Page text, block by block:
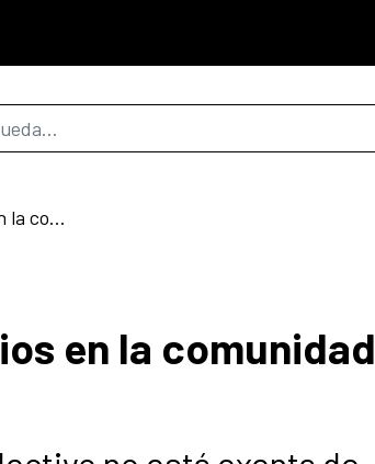
búsqueda
Machismo: Sesgos y prejuicios en la comunidad LGBTIQ
en la comunidad